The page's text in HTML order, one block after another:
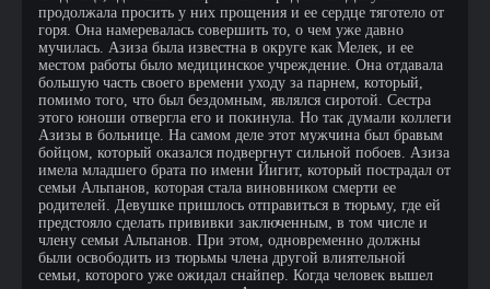
продолжала просить у них прощения и ее сердце тяготело от
горя. Она намеревалась совершить то, о чем уже давно
мучилась. Азиза была известна в округе как Мелек, и ее
местом работы было медицинское учреждение. Она отдавала
большую часть своего времени уходу за парнем, который,
помимо того, что был бездомным, являлся сиротой. Сестра
этого юноши отвергла его и покинула. Но так думали коллеги
Азизы в больнице. На самом деле этот мужчина был бравым
бойцом, который оказался подвергнут сильной побоев. Азиза
имела младшего брата по имени Йигит, который пострадал от
семьи Альпанов, которая стала виновником смерти ее
родителей. Девушке пришлось отправиться в тюрьму, где ей
предстояло сделать прививки заключенным, в том числе и
члену семьи Альпанов. При этом, одновременно должны
были освободить из тюрьмы члена другой влиятельной
семьи, которого уже ожидал снайпер. Когда человек вышел